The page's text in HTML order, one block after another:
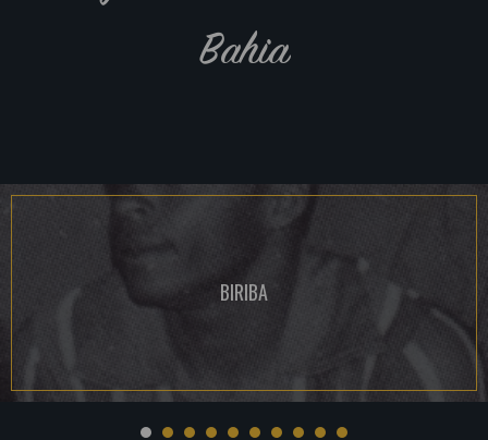
Bahia
BIRIBA